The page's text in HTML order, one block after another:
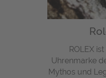
ROLEX
Uhrenmarke
Mythos und